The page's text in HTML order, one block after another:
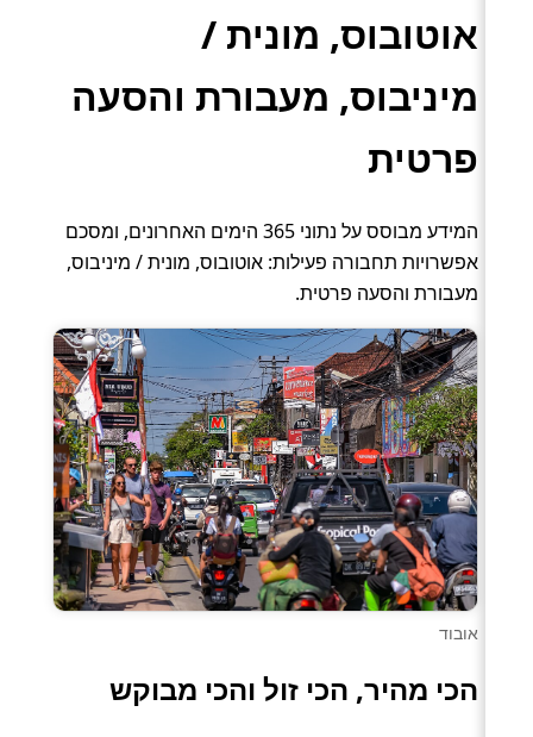
אוטובוס, מונית /
מיניבוס, מעבורת והסעה
פרטית
המידע מבוסס על נתוני 365 הימים האחרונים, ומסכם
אפשרויות תחבורה פעילות: אוטובוס, מונית / מיניבוס,
מעבורת והסעה פרטית.
אובוד
הכי מהיר, הכי זול והכי מבוקש